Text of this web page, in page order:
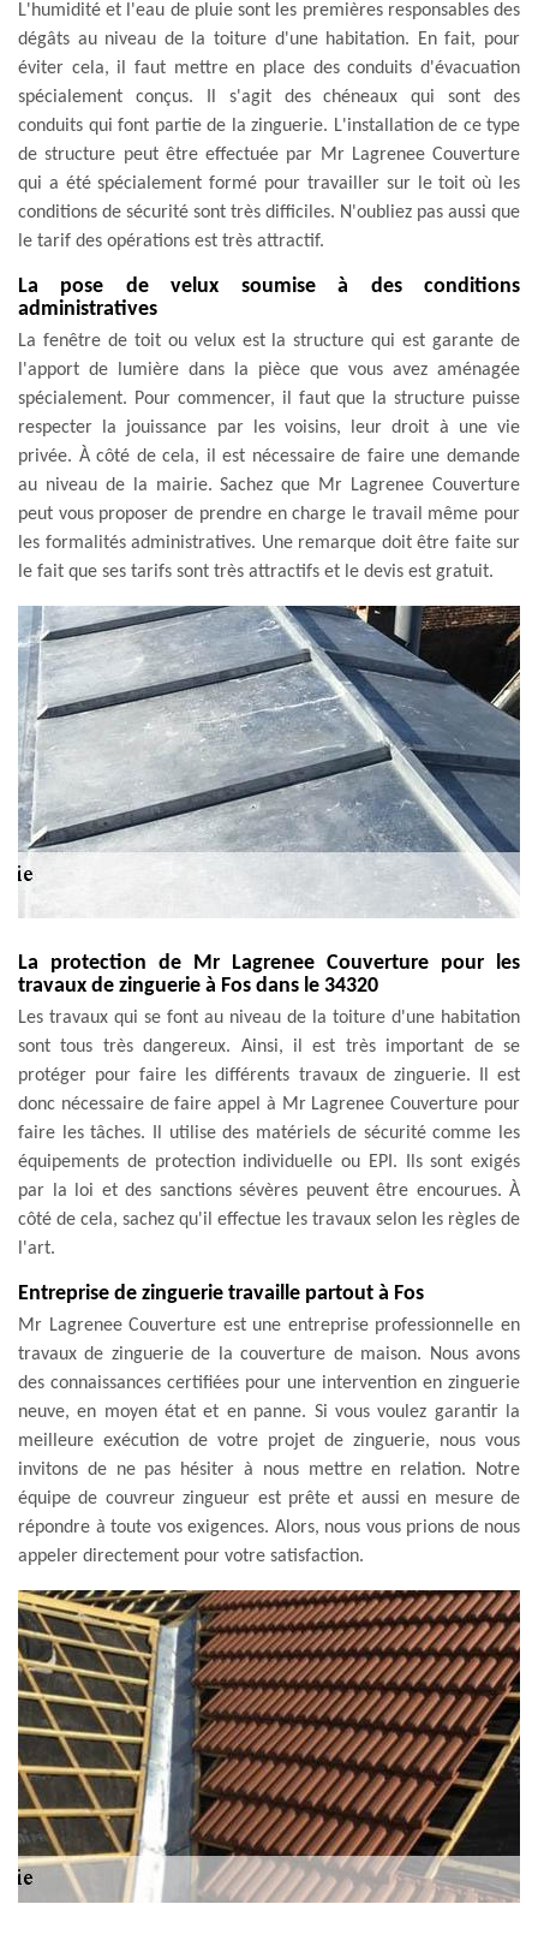
L'humidité et l'eau de pluie sont les premières responsables des
dégâts au niveau de la toiture d'une habitation. En fait, pour
éviter cela, il faut mettre en place des conduits d'évacuation
spécialement conçus. Il s'agit des chéneaux qui sont des
conduits qui font partie de la zinguerie. L'installation de ce type
de structure peut être effectuée par Mr Lagrenee Couverture
qui a été spécialement formé pour travailler sur le toit où les
conditions de sécurité sont très difficiles. N'oubliez pas aussi que
le tarif des opérations est très attractif.
La pose de velux soumise à des conditions
administratives
La fenêtre de toit ou velux est la structure qui est garante de
l'apport de lumière dans la pièce que vous avez aménagée
spécialement. Pour commencer, il faut que la structure puisse
respecter la jouissance par les voisins, leur droit à une vie
privée. À côté de cela, il est nécessaire de faire une demande
au niveau de la mairie. Sachez que Mr Lagrenee Couverture
peut vous proposer de prendre en charge le travail même pour
les formalités administratives. Une remarque doit être faite sur
le fait que ses tarifs sont très attractifs et le devis est gratuit.
La protection de Mr Lagrenee Couverture pour les
travaux de zinguerie à Fos dans le 34320
Les travaux qui se font au niveau de la toiture d'une habitation
sont tous très dangereux. Ainsi, il est très important de se
protéger pour faire les différents travaux de zinguerie. Il est
donc nécessaire de faire appel à Mr Lagrenee Couverture pour
faire les tâches. Il utilise des matériels de sécurité comme les
équipements de protection individuelle ou EPI. Ils sont exigés
par la loi et des sanctions sévères peuvent être encourues. À
côté de cela, sachez qu'il effectue les travaux selon les règles de
l'art.
Entreprise de zinguerie travaille partout à Fos
Mr Lagrenee Couverture est une entreprise professionnelle en
travaux de zinguerie de la couverture de maison. Nous avons
des connaissances certifiées pour une intervention en zinguerie
neuve, en moyen état et en panne. Si vous voulez garantir la
meilleure exécution de votre projet de zinguerie, nous vous
invitons de ne pas hésiter à nous mettre en relation. Notre
équipe de couvreur zingueur est prête et aussi en mesure de
répondre à toute vos exigences. Alors, nous vous prions de nous
appeler directement pour votre satisfaction.